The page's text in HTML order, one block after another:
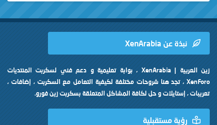
نبذة عن XenArabia
زين العربية | XenArabia ، بوابة تعليمية و دعم فني لسكربت المنتديات
XenForo ، تجد هنا شروحات مختلفة لكيفية التعامل مع السكربت ، إضافات ،
تعريبات ، إستايلات و حل لكافة المشاكل المتعلقة بسكربت زين فورو.
رؤية مستقبلية